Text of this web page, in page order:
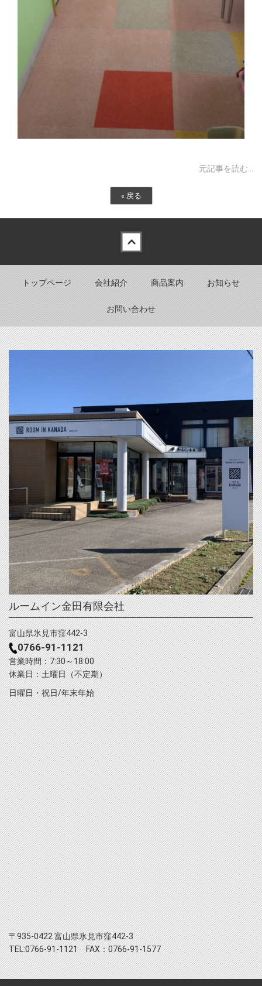
元記事を読む...
« 戻る
トップページ 会社紹介 商品案内 お知らせ
お問い合わせ
ルームイン金田有限会社
富山県氷見市窪442-3
0766-91-1121
営業時間：7:30～18:00
休業日：土曜日（不定期）
日曜日・祝日/年末年始
〒935-0422 富山県氷見市窪442-3
TEL:0766-91-1121 FAX：0766-91-1577
Back to top